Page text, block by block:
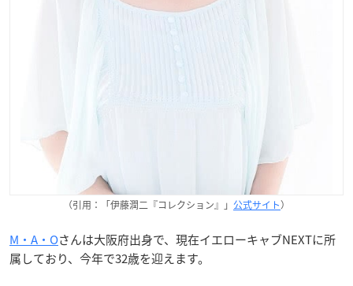
（引用：「伊藤潤二『コレクション』」 公式サイト）
M・A・Oさんは大阪府出身で、現在イエローキャブNEXTに所
属しており、今年で32歳を迎えます。